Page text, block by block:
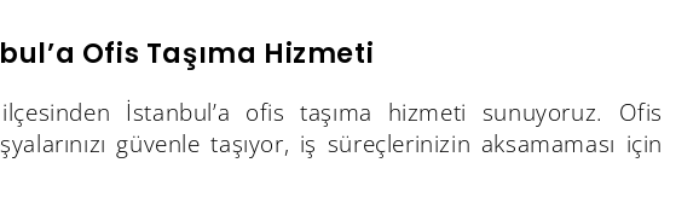
Ofis Taşıma Hizmeti
İstanbul’a ofis taşıma hizmeti sunuyoruz. Ofis
güvenle taşıyor, iş süreçlerinizin aksamaması için